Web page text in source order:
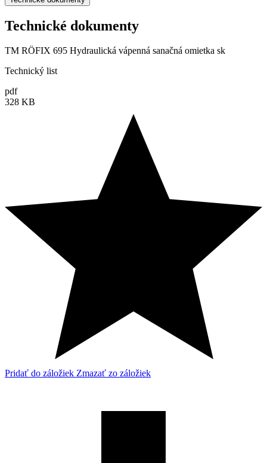
Technické dokumenty
TM RÖFIX 695 Hydraulická vápenná sanačná omietka sk
Technický list
pdf
328 KB
Pridať do záložiek Zmazať zo záložiek